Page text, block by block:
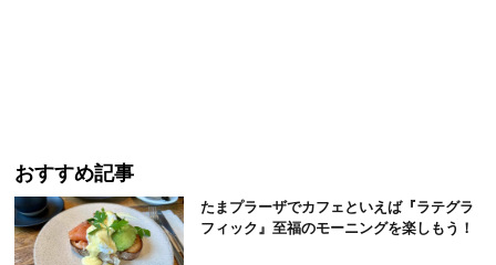
おすすめ記事
たまプラーザでカフェといえば『ラテグラ
フィック』至福のモーニングを楽しもう！